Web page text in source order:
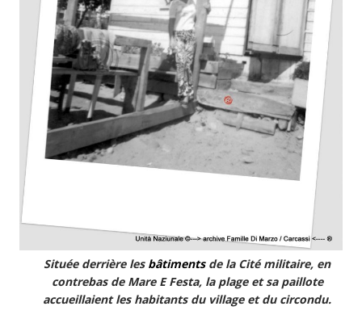
Située derrière les bâtimentsde la Cité militaire, en
contrebas de Mare E Festa, la plage et sa paillote
accueillaient les habitants du village et du circondu.